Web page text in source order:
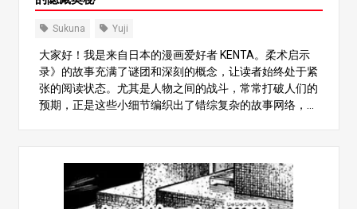
Sukuna Yuji
大家好！我是来自日本的漫画爱好者 KENTA。柔术启示
录》的故事充满了谜团和深刻的概念，让读者始终处于紧
张的阅读状态。尤其是人物之间的战斗，常常打破人们的
预期，正是这些小细节编织出了错综复杂的故事网络，激
乃避免与佑司直接接触的原因。即使是熟读《柔术外传》
的老书迷，也可能忽略了这一关键点。让我们仔细看看。
1.淑乃与裕二之间的 “契约关系” 首先，让我们回顾一下苏